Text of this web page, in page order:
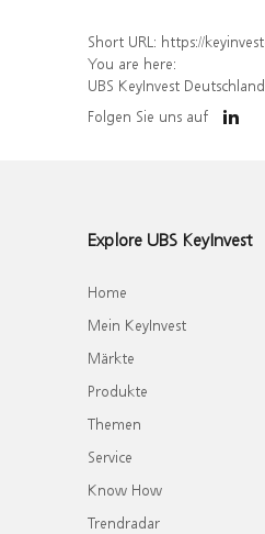
Short URL: https://keyinvest-de.ubs.com/
You are here:
UBS KeyInvest Deutschland
Folgen Sie uns auf
Explore UBS KeyInvest
Home
Mein KeyInvest
Märkte
Produkte
Themen
Service
Know How
Trendradar